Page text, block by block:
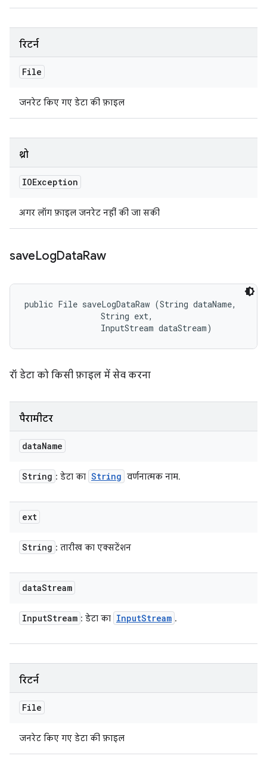
रिटर्न
File
जनरेट किए गए डेटा की फ़ाइल
थ्रो
IOException
अगर लॉग फ़ाइल जनरेट नहीं की जा सकी
saveLogDataRaw
public File saveLogDataRaw (String dataName,
                String ext,
                InputStream dataStream)
रॉ डेटा को किसी फ़ाइल में सेव करना
पैरामीटर
dataName
String : डेटा का String वर्णनात्मक नाम.
ext
String : तारीख का एक्सटेंशन
dataStream
InputStream : डेटा का InputStream .
रिटर्न
File
जनरेट किए गए डेटा की फ़ाइल